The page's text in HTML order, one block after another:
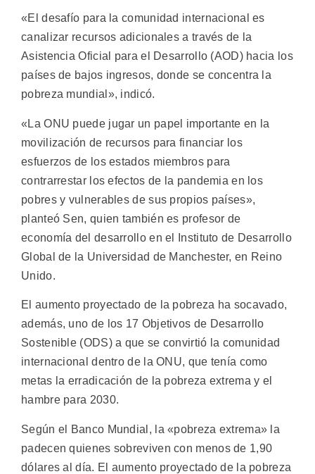
«El desafío para la comunidad internacional es
canalizar recursos adicionales a través de la
Asistencia Oficial para el Desarrollo (AOD) hacia los
países de bajos ingresos, donde se concentra la
pobreza mundial», indicó.
«La ONU puede jugar un papel importante en la
movilización de recursos para financiar los
esfuerzos de los estados miembros para
contrarrestar los efectos de la pandemia en los
pobres y vulnerables de sus propios países»,
planteó Sen, quien también es profesor de
economía del desarrollo en el Instituto de Desarrollo
Global de la Universidad de Manchester, en Reino
Unido.
El aumento proyectado de la pobreza ha socavado,
además, uno de los 17 Objetivos de Desarrollo
Sostenible (ODS) a que se convirtió la comunidad
internacional dentro de la ONU, que tenía como
metas la erradicación de la pobreza extrema y el
hambre para 2030.
Según el Banco Mundial, la «pobreza extrema» la
padecen quienes sobreviven con menos de 1,90
dólares al día. El aumento proyectado de la pobreza